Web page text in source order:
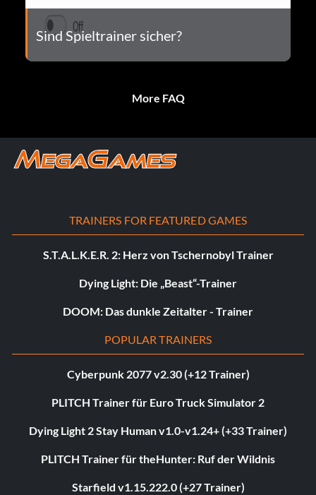
Sind Spieltrainer sicher?
More FAQ
TRAINERS FOR FEATURED GAMES
S.T.A.L.K.E.R. 2: Herz von Tschernobyl Trainer
Dying Light: Die „Beast“-Trainer
DOOM: Das dunkle Zeitalter - Trainer
POPULAR TRAINERS
Cyberpunk 2077 v2.30 (+12 Trainer)
PLITCH Trainer für Euro Truck Simulator 2
Dying Light 2 Stay Human v1.0-v1.24+ (+33 Trainer)
PLITCH Trainer für theHunter: Ruf der Wildnis
Starfield v1.15.222.0 (+27 Trainer)